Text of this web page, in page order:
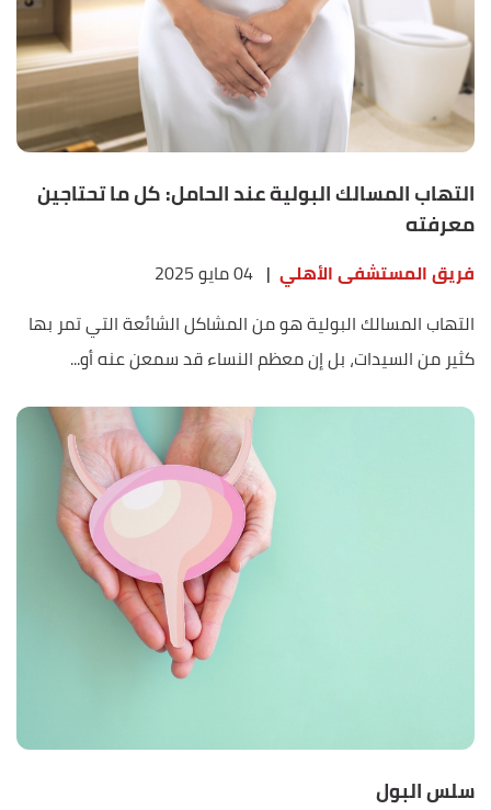
التهاب المسالك البولية عند الحامل: كل ما تحتاجين
معرفته
فريق المستشفى الأهلي | 04 مايو 2025
التهاب المسالك البولية هو من المشاكل الشائعة التي تمر بها
كثير من السيدات، بل إن معظم النساء قد سمعن عنه أو...
سلس البول